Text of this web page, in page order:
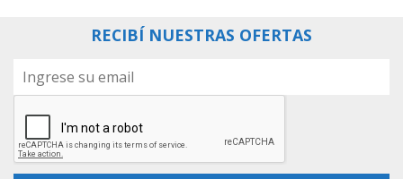
RECIBÍ NUESTRAS OFERTAS